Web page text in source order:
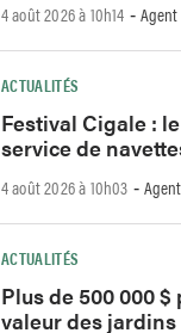
4 août 2026 à 10h14 -
ACTUALITÉS
Festival Cigale :
service de
4 août 2026 à 10h03 -
ACTUALITÉS
Plus de 500 000
valeur des